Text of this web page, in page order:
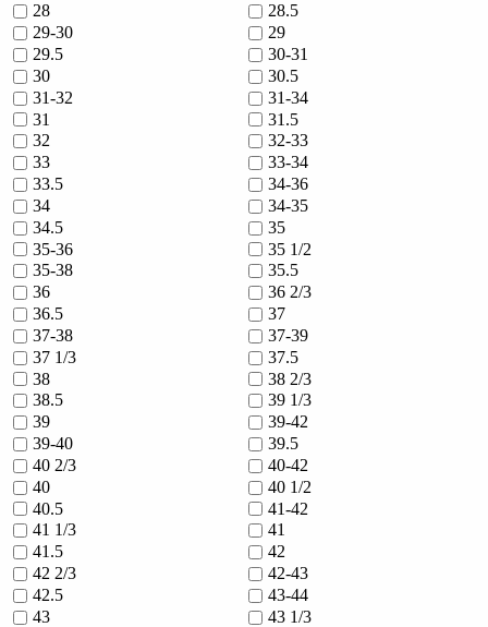
28
28.5
29-30
29
29.5
30-31
30
30.5
31-32
31-34
31
31.5
32
32-33
33
33-34
33.5
34-36
34
34-35
34.5
35
35-36
35 1/2
35-38
35.5
36
36 2/3
36.5
37
37-38
37-39
37 1/3
37.5
38
38 2/3
38.5
39 1/3
39
39-42
39-40
39.5
40 2/3
40-42
40
40 1/2
40.5
41-42
41 1/3
41
41.5
42
42 2/3
42-43
42.5
43-44
43
43 1/3